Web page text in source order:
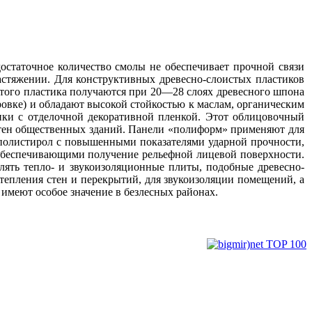
количество смолы не обеспечивает прочной связи
Для конструктивных древесно-слоистых пластиков
пластика получаются при 20—28 слоях древесного шпона
и обладают высокой стойкостью к маслам, органическим
с отделочной декоративной пленкой. Этот облицовочный
общественных зданий. Панели «полиформ» применяют для
с повышенными показателями ударной прочности,
получение рельефной лицевой поверхности.
тепло- и звукоизоляционные плиты, подобные древесно-
стен и перекрытий, для звукоизоляции помещений, а
особое значение в безлесных районах.